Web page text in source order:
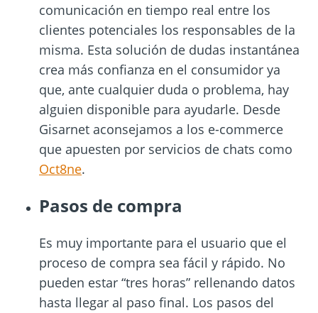
comunicación en tiempo real entre los
clientes potenciales los responsables de la
misma. Esta solución de dudas instantánea
crea más confianza en el consumidor ya
que, ante cualquier duda o problema, hay
alguien disponible para ayudarle. Desde
Gisarnet aconsejamos a los e-commerce
que apuesten por servicios de chats como
Oct8ne.
Pasos de compra
Es muy importante para el usuario que el
proceso de compra sea fácil y rápido. No
pueden estar “tres horas” rellenando datos
hasta llegar al paso final. Los pasos del